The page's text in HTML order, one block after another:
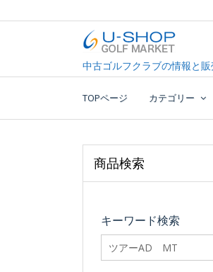
to
U-SHOP
中古ゴルフクラブ最大級！
中古ゴルフクラブの情報と
TOPページ カテゴリー
商品検索
キーワード検索
searchfilter_pro